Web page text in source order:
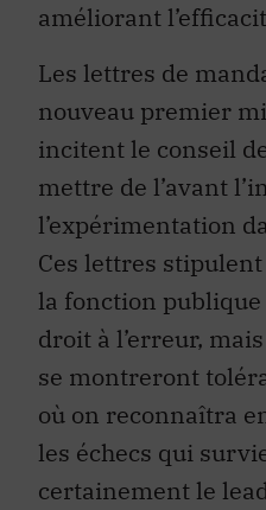
améliorant
Les lettres de
nouveau premier
incitent le conseil
mettre de l’avant
l’expérimentation
Ces lettres
la fonction
droit à l’erreur,
se montreront
où on reconnaîtra
les échecs qui
certainement le